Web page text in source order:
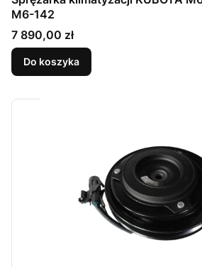
M6-142
Cena
7 890,00 zł
Do koszyka